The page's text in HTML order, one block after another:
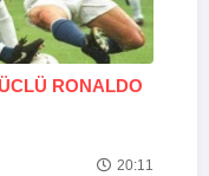
RONALDO
20:11